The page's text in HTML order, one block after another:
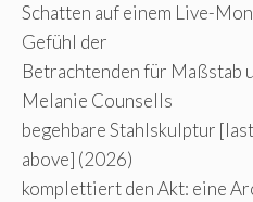
Schatten auf einem Live-
Gefühl der
Betrachtenden für Maßstab
Melanie Counsells
begehbare Stahlskulptur
above] (2026)
komplettiert den Akt: eine